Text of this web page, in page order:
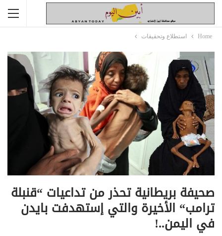
Home استطلاع وتحقيقات
صحيفة بريطانية تحذر من تداعيات “قنبلة
ترامب“ الأخيرة والتي إستهدفت بايدن
في اليمن..!